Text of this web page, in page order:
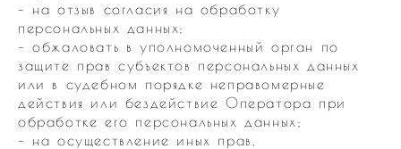
– на отзыв согласия на обработку
персональных данных;
– обжаловать в уполномоченный орган по
защите прав субъектов персональных данных
или в судебном порядке неправомерные
действия или бездействие Оператора при
обработке его персональных данных;
– на осуществление иных прав,